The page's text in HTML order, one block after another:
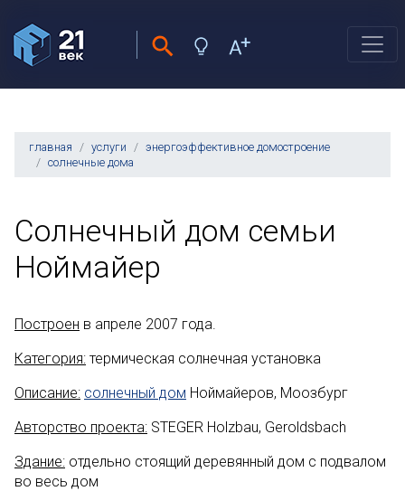
главная услуги
энергоэффективное домостроение
солнечные дома
Солнечный дом семьи
Ноймайер
Построен в апреле 2007 года.
Категория: термическая солнечная установка
Описание: солнечный дом Ноймайеров, Моозбург
Авторство проекта: STEGER Holzbau, Geroldsbach
Здание: отдельно стоящий деревянный дом с подвалом
во весь дом